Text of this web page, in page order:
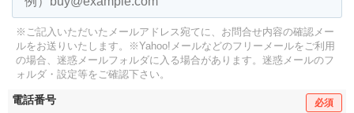
※ご記入いただいたメールアドレス宛てに、お問合せ内容の確認メー
ルをお送りいたします。
※Yahoo!メールなどのフリーメールをご利用
の場合、迷惑メールフォルダに入る場合があります。 迷惑メールのフ
ォルダ・設定等をご確認下さい。
電話番号 必須